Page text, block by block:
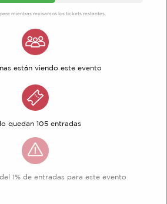
mientras revisamos los tickets restantes
están viendo este evento
quedan 105 entradas
1% de entradas para este evento